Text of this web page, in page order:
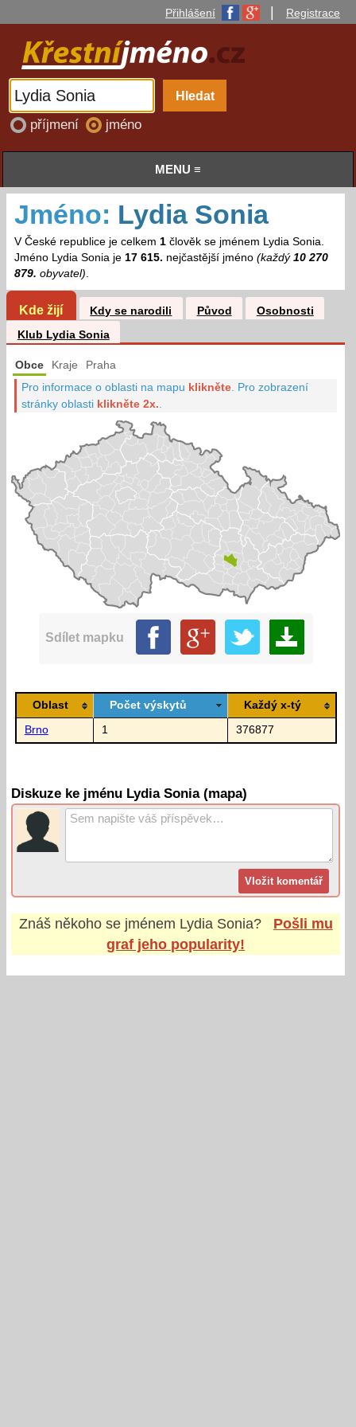
Přihlášení Registrace
příjmení jméno
MENU ≡
Jméno: Lydia Sonia
V České republice je celkem 1člověk se jménem Lydia Sonia.
Jméno Lydia Sonia je 17 615. nejčastější jméno (každý 10 270
879. obyvatel).
Kde žijí Kdy se narodili Původ
Osobnosti
Klub Lydia Sonia
Obce Kraje Praha
Pro informace o oblasti na mapu klikněte Pro zobrazení
stránky oblasti klikněte 2x.
Sdílet mapku
Oblast Počet výskytů Každý x-tý
Brno 1 376877
Diskuze ke jménu Lydia Sonia (mapa)
Znáš někoho se jménem Lydia Sonia?
Pošli mu
graf jeho popularity!